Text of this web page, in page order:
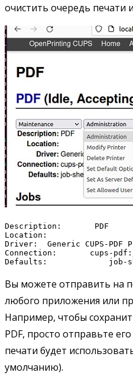
очистить очередь печати
Description:       PDF
Location:
Driver:  Generic CUPS-
Connection:       cups-
Defaults:             job-
Вы можете отправить на
любого приложения или
Например, чтобы
PDF, просто отправьте
печати будет
умолчанию).